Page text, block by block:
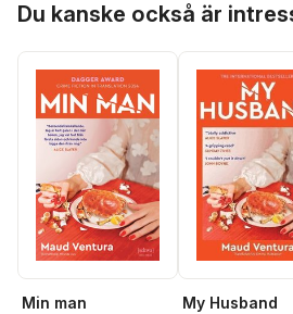
Du kanske också är
Min man My Husband